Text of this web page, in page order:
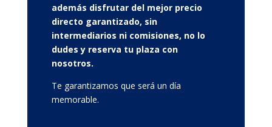
además disfrutar del mejor precio
directo garantizado, sin
intermediarios ni comisiones, no lo
dudes y reserva tu plaza con
nosotros.
Te garantizamos que será un día
memorable.